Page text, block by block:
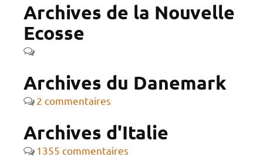
Archives de la Nouvelle
Ecosse
Archives du Danemark
2 commentaires
Archives d'Italie
1355 commentaires